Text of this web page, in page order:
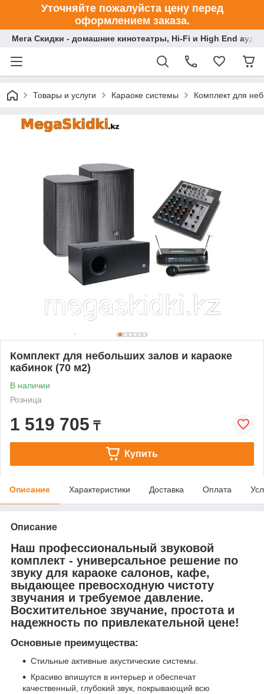
Уточняйте пожалуйста цену перед
оформлением заказа.
Мега Скидки - домашние кинотеатры, Hi-Fi и High End
Товары и услуги Караоке системы Комплект для
Комплект для небольших залов и караоке
кабинок (70 м2)
В наличии
Розница
1 519 705 ₸
Купить
Описание Характеристики Доставка Оплата
Описание
Наш профессиональный звуковой
комплект - универсальное решение по
звуку для караоке салонов, кафе,
выдающее превосходную чистоту
звучания и требуемое давление.
Восхитительное звучание, простота и
надежность по привлекательной цене!
Основные преимущества:
Стильные активные акустические системы.
Красиво впишутся в интерьер и обеспечат
качественный, глубокий звук, покрывающий всю